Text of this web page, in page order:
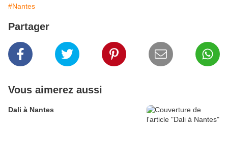
#Nantes
Partager
Vous aimerez aussi
Dali à Nantes